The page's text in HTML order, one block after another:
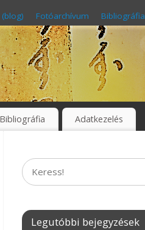
Fotóarchívum Bibliográfia
Bibliográfia Adatkezelés
Legutóbbi bejegyzések